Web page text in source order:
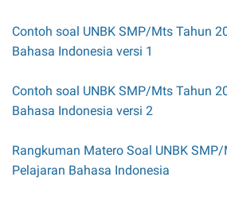
Contoh soal UNBK SMP/Mts Tahun
Bahasa Indonesia versi 1
Contoh soal UNBK SMP/Mts Tahun
Bahasa Indonesia versi 2
Rangkuman Matero Soal UNBK
Pelajaran Bahasa Indonesia